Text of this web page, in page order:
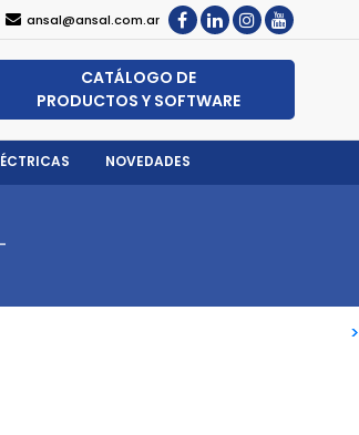
ansal@ansal.com.ar
CATÁLOGO DE
PRODUCTOS Y SOFTWARE
NOVEDADES
>
>